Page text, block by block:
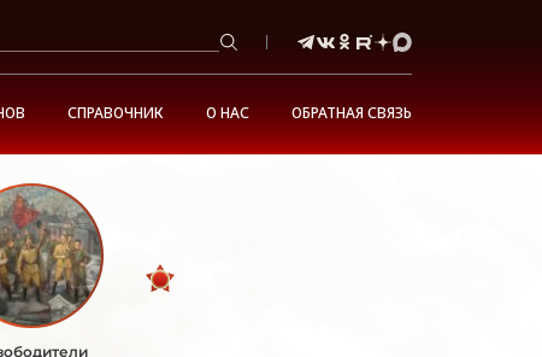
СПРАВОЧНИК О НАС ОБРАТНАЯ СВЯЗЬ